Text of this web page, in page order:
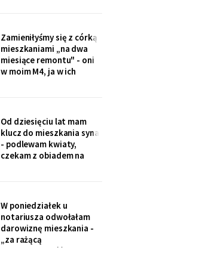
niedziele. Powiedziała,
że chce, żeby jej dzieci
kiedyś usłyszały mój głos.
Zamieniłyśmy się z córką
mieszkaniami „na dwa
miesiące remontu" - oni
w moim M4, ja w ich
widziałam na zdjęciach u
wnuczki. Córka mówi:
„Mamo, przecież stąd
masz bliżej do
przychodni".
Od dziesięciu lat mam
klucz do mieszkania syna
- podlewam kwiaty,
czekam z obiadem na
na karty. Karty dostali
wszyscy, nawet mama
synowej. Ja mam dzwonić
domofonem.
W poniedziałek u
notariusza odwołałam
darowiznę mieszkania -
„za rażącą
niewdzięczność", tak to